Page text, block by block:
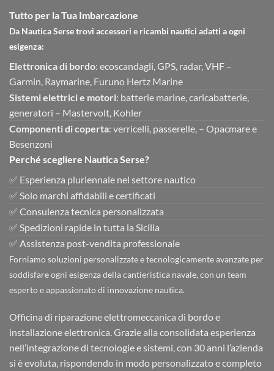
Tutto per la Tua Imbarcazione
Da Nautica Serse trovi accessori e ricambi nautici adatti a ogni
esigenza:
Elettronica di bordo: ecoscandagli, GPS, radar, VHF –
Garmin, Raymarine, Furuno Hertz Marine
Sistemi elettrici e motori: batterie marine, caricabatterie,
generatori – Mastervolt, Kohler
Componenti di coperta: verricelli, passerelle, – Opacmare e
Besenzoni
Perché scegliere Nautica Serse?
✅ Esperienza pluriennale nel settore nautico
✅ Solo marchi affidabili e certificati
✅ Consulenza tecnica personalizzata
✅ Spedizioni rapide in tutta la Sicilia
✅ Assistenza post-vendita professionale
Forniamo soluzioni personalizzate e tecnologicamente avanzate per
soddisfare ogni esigenza della cantieristica navale, con un team
esperto e appassionato di innovazione nautica.
Officina di riparazione elettromeccanica di bordo e
installazione elettronica. Grazie alla consolidata esperienza
nell’integrazione di tecnologie e sistemi, con 30 anni l’azienda
si è evoluta, rispondendo in modo personalizzato e completo